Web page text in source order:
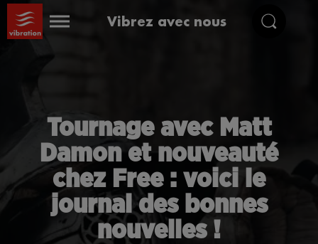
Vibrez avec nous
Tournage avec Matt
Damon et nouveauté
chez Free : voici le
journal des bonnes
nouvelles !